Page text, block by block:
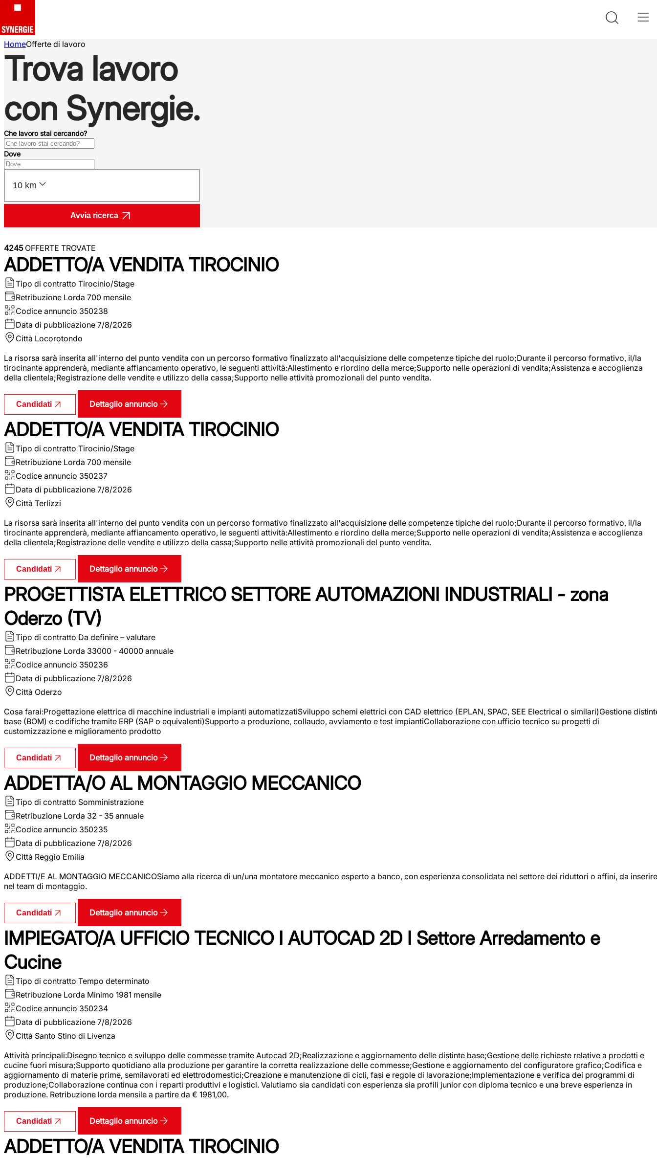
HomeOfferte di lavoro
Trova lavoro
con Synergie.
Che lavoro stai cercando?
Dove
10 km
Avvia ricerca
4245OFFERTE TROVATE
ADDETTO/A VENDITA TIROCINIO
Tipo di contratto Tirocinio/Stage
Retribuzione Lorda 700 mensile
Codice annuncio 350238
Data di pubblicazione 7/8/2026
Città Locorotondo
La risorsa sarà inserita all'interno del punto vendita con un percorso formativo finalizzato all'acquisizione delle competenze tipiche del ruolo;Durante il percorso formativo, il/la
tirocinante apprenderà, mediante affiancamento operativo, le seguenti attività:Allestimento e riordino della merce;Supporto nelle operazioni di vendita;Assistenza e accoglienza
della clientela;Registrazione delle vendite e utilizzo della cassa;Supporto nelle attività promozionali del punto vendita.
Candidati Dettaglio annuncio
ADDETTO/A VENDITA TIROCINIO
Tipo di contratto Tirocinio/Stage
Retribuzione Lorda 700 mensile
Codice annuncio 350237
Data di pubblicazione 7/8/2026
Città Terlizzi
La risorsa sarà inserita all'interno del punto vendita con un percorso formativo finalizzato all'acquisizione delle competenze tipiche del ruolo;Durante il percorso formativo, il/la
tirocinante apprenderà, mediante affiancamento operativo, le seguenti attività:Allestimento e riordino della merce;Supporto nelle operazioni di vendita;Assistenza e accoglienza
della clientela;Registrazione delle vendite e utilizzo della cassa;Supporto nelle attività promozionali del punto vendita.
Candidati Dettaglio annuncio
PROGETTISTA ELETTRICO SETTORE AUTOMAZIONI INDUSTRIALI - zona
Oderzo (TV)
Tipo di contratto Da definire – valutare
Retribuzione Lorda 33000 - 40000 annuale
Codice annuncio 350236
Data di pubblicazione 7/8/2026
Città Oderzo
Cosa farai:Progettazione elettrica di macchine industriali e impianti automatizzatiSviluppo schemi elettrici con CAD elettrico (EPLAN, SPAC, SEE Electrical o similari)Gestione
base (BOM) e codifiche tramite ERP (SAP o equivalenti)Supporto a produzione, collaudo, avviamento e test impiantiCollaborazione con ufficio tecnico su progetti di
customizzazione e miglioramento prodotto
Candidati Dettaglio annuncio
ADDETTA/O AL MONTAGGIO MECCANICO
Tipo di contratto Somministrazione
Retribuzione Lorda 32 - 35 annuale
Codice annuncio 350235
Data di pubblicazione 7/8/2026
Città Reggio Emilia
ADDETTI/E AL MONTAGGIO MECCANICOSiamo alla ricerca di un/una montatore meccanico esperto a banco, con esperienza consolidata nel settore dei riduttori o affini, da inserire
nel team di montaggio.
Candidati Dettaglio annuncio
IMPIEGATO/A UFFICIO TECNICO I AUTOCAD 2D I Settore Arredamento e
Cucine
Tipo di contratto Tempo determinato
Retribuzione Lorda Minimo 1981 mensile
Codice annuncio 350234
Data di pubblicazione 7/8/2026
Città Santo Stino di Livenza
Attività principali:Disegno tecnico e sviluppo delle commesse tramite Autocad 2D;Realizzazione e aggiornamento delle distinte base;Gestione delle richieste relative a prodotti e
cucine fuori misura;Supporto quotidiano alla produzione per garantire la corretta realizzazione delle commesse;Gestione e aggiornamento del configuratore grafico;Codifica e
aggiornamento di materie prime, semilavorati ed elettrodomestici;Creazione e manutenzione di cicli, fasi e regole di lavorazione;Implementazione e verifica dei programmi di
produzione;Collaborazione continua con i reparti produttivi e logistici. Valutiamo sia candidati con esperienza sia profili junior con diploma tecnico e una breve esperienza in
produzione. Retribuzione lorda mensile a partire da € 1981,00.
Candidati Dettaglio annuncio
ADDETTO/A VENDITA TIROCINIO